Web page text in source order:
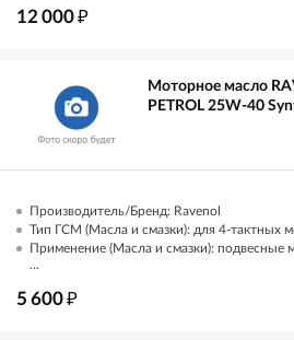
12 000₽
Моторное масло
PETROL 25W-40
Производитель/Бренд: Ravenol
Тип ГСМ (Масла и смазки): для 4-тактных
Применение (Масла и смазки): подвесные
...
5 600₽